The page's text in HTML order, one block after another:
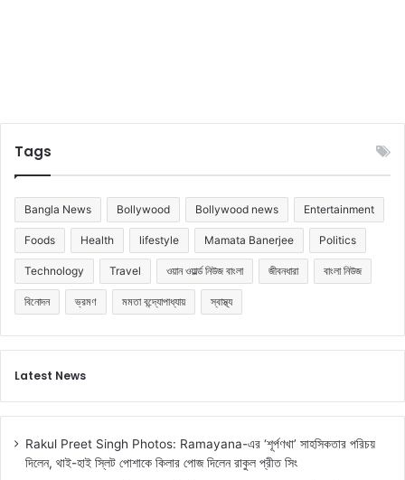
Tags
Bangla News Bollywood Bollywood news Entertainment
Foods Health lifestyle Mamata Banerjee Politics
Technology Travel ওয়ান ওয়ার্ল্ড নিউজ বাংলা জীবনধারা বাংলা নিউজ
বিনোদন ভ্রমণ মমতা বন্দ্যোপাধ্যায় স্বাস্থ্য
Latest News
Rakul Preet Singh Photos: Ramayana-এর ‘শূর্পণখা’ সাহসিকতার পরিচয়
দিলেন, থাই-হাই স্লিট পোশাকে কিলার পোজ দিলেন রাকুল প্রীত সিং